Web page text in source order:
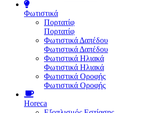
Φωτιστικά
Πορτατίφ
Πορτατίφ
Φωτιστικά Δαπέδου
Φωτιστικά Δαπέδου
Φωτιστικά Ηλιακά
Φωτιστικά Ηλιακά
Φωτιστικά Οροφής
Φωτιστικά Οροφής
Horeca